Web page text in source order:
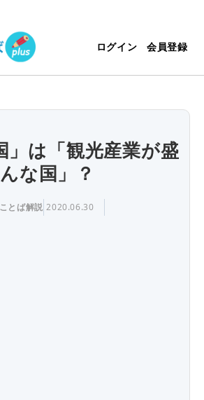
ログイン 会員登録
」は「観光産業が盛
んな国」？
とば解説 2020.06.30